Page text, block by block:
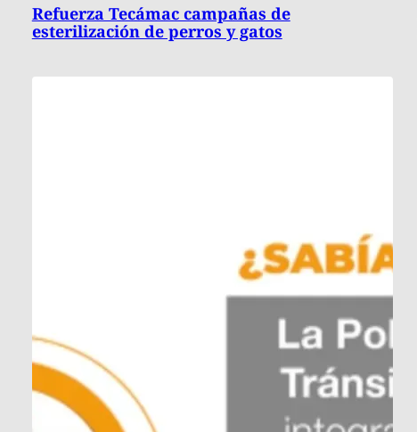
Refuerza Tecámac campañas de
esterilización de perros y gatos